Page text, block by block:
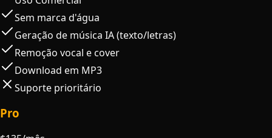
Sem marca d'água
Geração de música IA (texto/letras)
Remoção vocal e cover
Download em MP3
Suporte prioritário
Pro